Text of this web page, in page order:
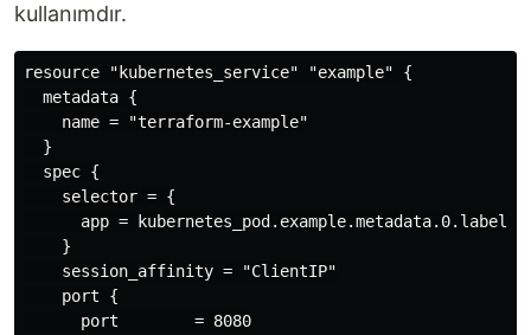
kullanımdır.
resource "kubernetes_service" "example" {
  metadata {
    name = "terraform-example"
  }
  spec {
    selector = {
app =
    }
    session_affinity = "ClientIP"
    port {
      port        = 8080